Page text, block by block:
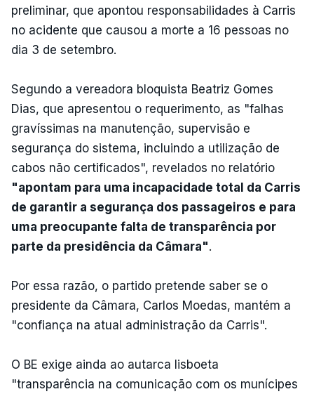
preliminar, que apontou responsabilidades à Carris
no acidente que causou a morte a 16 pessoas no
dia 3 de setembro.
Segundo a vereadora bloquista Beatriz Gomes
Dias, que apresentou o requerimento, as "falhas
gravíssimas na manutenção, supervisão e
segurança do sistema, incluindo a utilização de
cabos não certificados", revelados no relatório
"apontam para uma incapacidade total da Carris
de garantir a segurança dos passageiros e para
uma preocupante falta de transparência por
parte da presidência da Câmara".
Por essa razão, o partido pretende saber se o
presidente da Câmara, Carlos Moedas, mantém a
"confiança na atual administração da Carris".
O BE exige ainda ao autarca lisboeta
"transparência na comunicação com os munícipes